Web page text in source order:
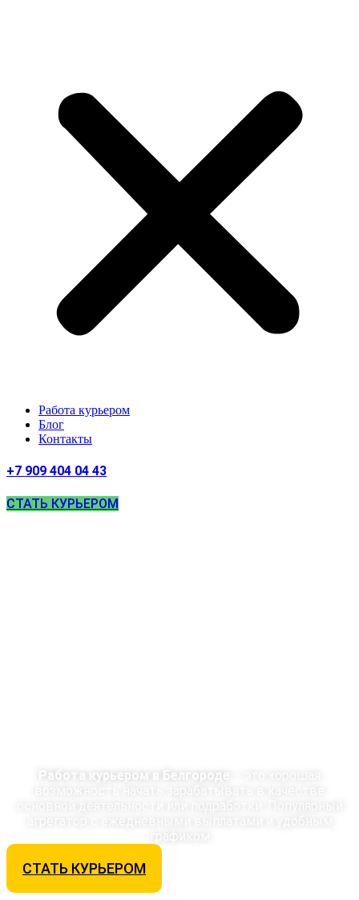
Работа курьером
Блог
Контакты
+7 909 404 04 43
СТАТЬ КУРЬЕРОМ
Работа курьером в Белгороде
основной деятельности или подработки. Популярный
графиком
СТАТЬ КУРЬЕРОМ